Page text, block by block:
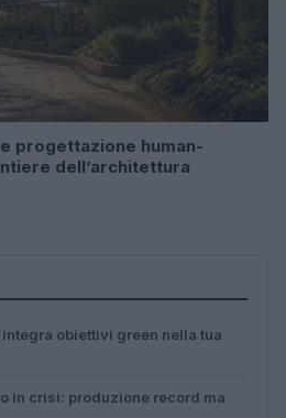
progettazione human-
dell’architettura
obiettivi green nella tua
in crisi: produzione record ma